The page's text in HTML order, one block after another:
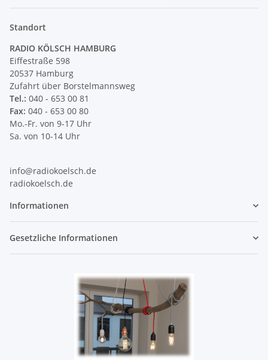
Standort
RADIO KÖLSCH HAMBURG
Eiffestraße 598
20537 Hamburg
Zufahrt über Borstelmannsweg
Tel.: 040 - 653 00 81
Fax: 040 - 653 00 80
Mo.-Fr. von 9-17 Uhr
Sa. von 10-14 Uhr
info@radiokoelsch.de
radiokoelsch.de
Informationen
Gesetzliche Informationen